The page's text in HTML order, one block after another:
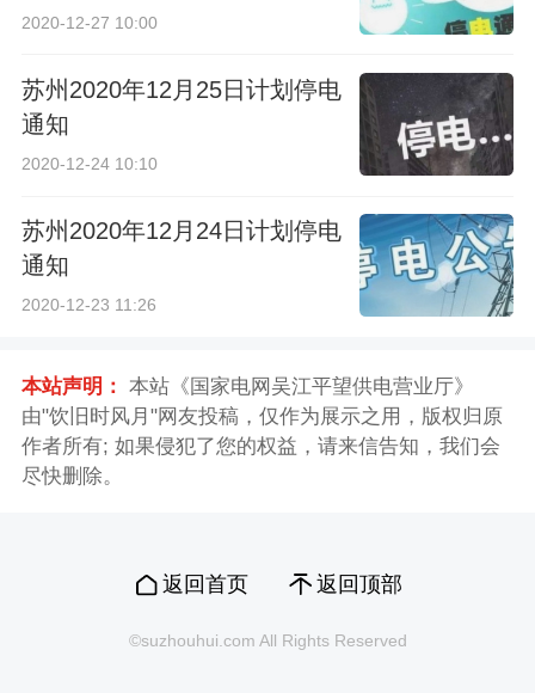
2020-12-27 10:00
苏州2020年12月25日计划停电
通知
2020-12-24 10:10
苏州2020年12月24日计划停电
通知
2020-12-23 11:26
本站声明： 本站《国家电网吴江平望供电营业厅》
由"饮旧时风月"网友投稿，仅作为展示之用，版权归原
作者所有; 如果侵犯了您的权益，请来信告知，我们会
尽快删除。
返回首页 返回顶部
©suzhouhui.com All Rights Reserved